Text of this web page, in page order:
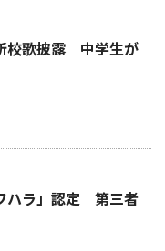
校歌披露 中学生が
ハラ」認定 第三者